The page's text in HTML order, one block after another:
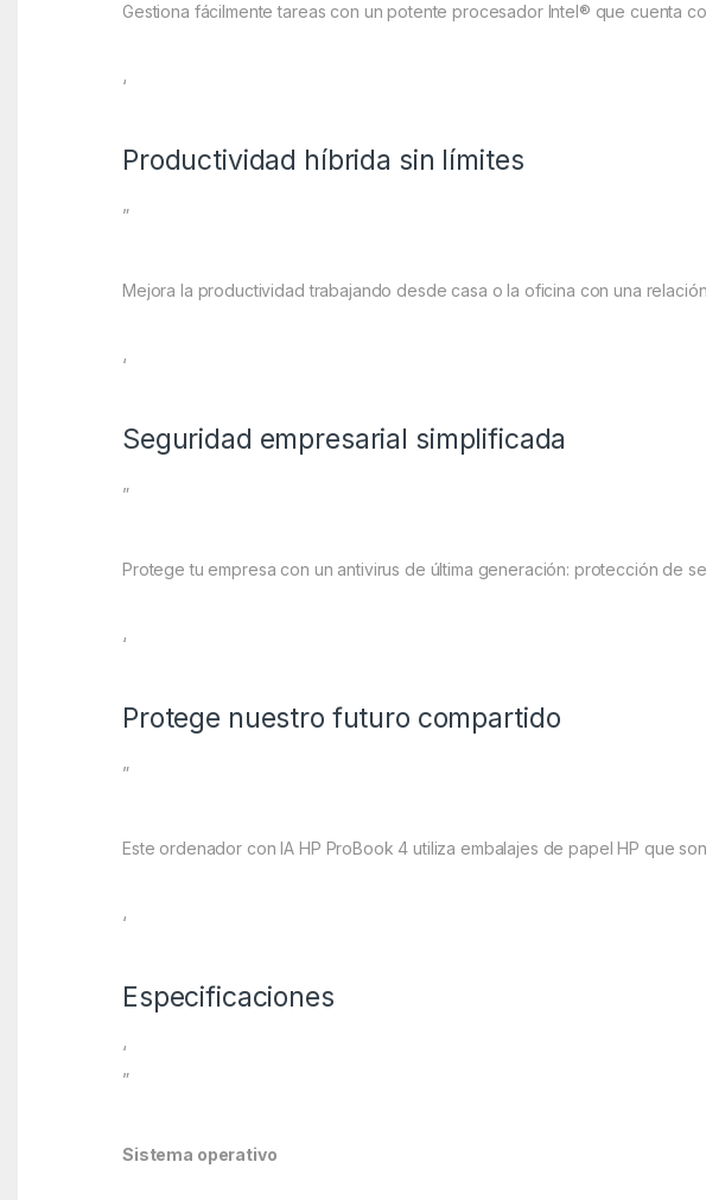
Gestiona fácilmente tareas con un potente procesador Intel® que cuenta
‘
Productividad híbrida sin límites
”
Mejora la productividad trabajando desde casa o la oficina con una
‘
Seguridad empresarial simplificada
”
Protege tu empresa con un antivirus de última generación: protección de
‘
Protege nuestro futuro compartido
”
Este ordenador con IA HP ProBook 4 utiliza embalajes de papel HP que
‘
Especificaciones
‘
”
Sistema operativo